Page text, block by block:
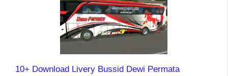
10+ Download Livery Bussid Dewi Permata